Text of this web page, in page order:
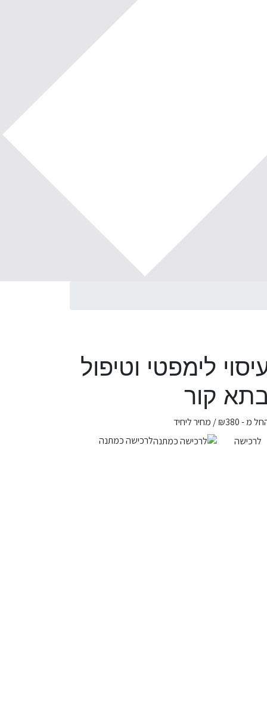
לימפטי וטיפול
קור
מ - ₪380
/ מחיר ליחיד
לרכישה
לרכישה כמתנה